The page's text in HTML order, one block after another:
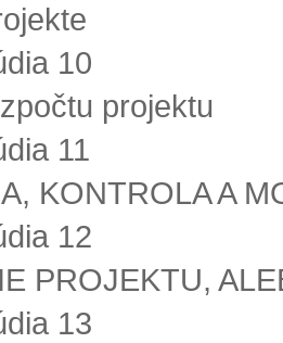
10
projektu
11
KONTROLA A
12
PROJEKTU,
13